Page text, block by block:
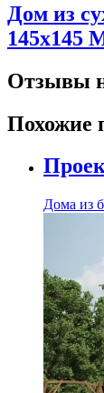
Дом из
145х145
Отзывы
Похожие
Дома из